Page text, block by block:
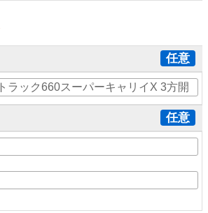
任意
任意